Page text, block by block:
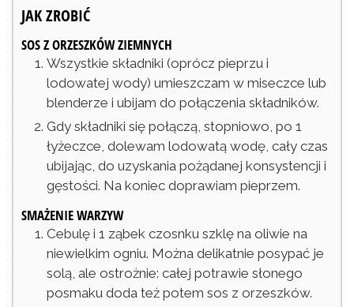
JAK ZROBIĆ
SOS Z ORZESZKÓW ZIEMNYCH
Wszystkie składniki (oprócz pieprzu i
lodowatej wody) umieszczam w miseczce lub
blenderze i ubijam do połączenia składników.
Gdy składniki się połączą, stopniowo, po 1
łyżeczce, dolewam lodowatą wodę, cały czas
ubijając, do uzyskania pożądanej konsystencji i
gęstości. Na koniec doprawiam pieprzem.
SMAŻENIE WARZYW
Cebulę i 1 ząbek czosnku szklę na oliwie na
niewielkim ogniu. Można delikatnie posypać je
solą, ale ostrożnie: całej potrawie słonego
posmaku doda też potem sos z orzeszków.